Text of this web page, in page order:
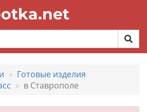
Готовые изделия
в Ставрополе